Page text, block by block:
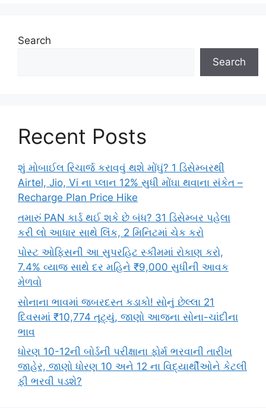
Search
Search
Recent Posts
શું મોબાઈલ રિચાર્જ કરાવવું થશે મોંઘું? 1 ડિસેમ્બરથી
Airtel, Jio, Vi ના પ્લાન 12% સુધી મોંઘા થવાના સંકેત –
Recharge Plan Price Hike
તમારું PAN કાર્ડ થઈ શકે છે બંધ? 31 ડિસેમ્બર પહેલા
કરી લો આધાર સાથે લિંક, 2 મિનિટમાં ચેક કરો
પોસ્ટ ઓફિસની આ સુપરહિટ સ્કીમમાં રોકાણ કરો,
7.4% વ્યાજ સાથે દર મહિને ₹9,000 સુધીની આવક
મેળવો
સોનાના ભાવમાં જબરદસ્ત કડાકો! સોનું છેલ્લા 21
દિવસમાં ₹10,774 તૂટ્યું, જાણો આજના સોના-ચાંદીના
ભાવ
ધોરણ 10-12ની બોર્ડની પરીક્ષાના ફોર્મ ભરવાની તારીખ
જાહેર, જાણો ધોરણ 10 અને 12 ના વિદ્યાર્થીઓને કેટલી
ફી ભરવી પડશે?